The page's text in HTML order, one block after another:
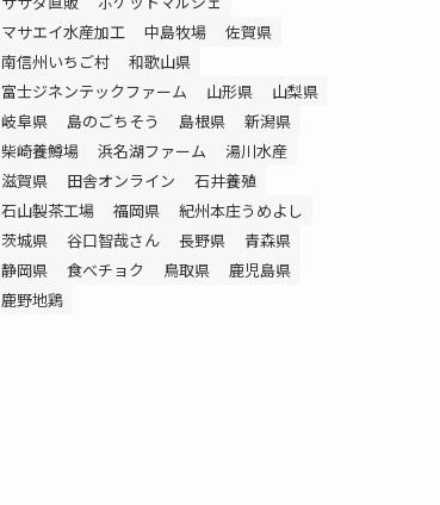
マサエイ水産加工
中島牧場
佐賀県
南信州いちご村
和歌山県
富士ジネンテックファーム
山形県
山梨県
岐阜県
島のごちそう 島根県
新潟県
柴崎養鱒場
浜名湖ファーム
湯川水産
滋賀県
田舎オンライン
石井養殖
石山製茶工場
福岡県
紀州本庄うめよし
茨城県
谷口智哉さん 長野県
青森県
静岡県
食べチョク 鳥取県
鹿児島県
鹿野地鶏